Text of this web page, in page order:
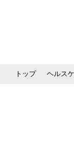
トップ ヘルス